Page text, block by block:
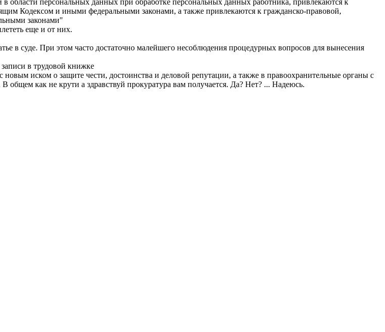
персональных данных при обработке персональных данных работника, привлекаются к
Кодексом и иными федеральными законами, а также привлекаются к гражданско-правовой,
законами"
еще и от них.
в суде. При этом часто достаточно малейшего несоблюдения процедурных вопросов для вынесения
в трудовой книжке
иском о защите чести, достоинства и деловой репутации, а также в правоохранительные органы с
общем как не крути а здравствуй прокуратура вам получается. Да? Нет? ... Надеюсь.